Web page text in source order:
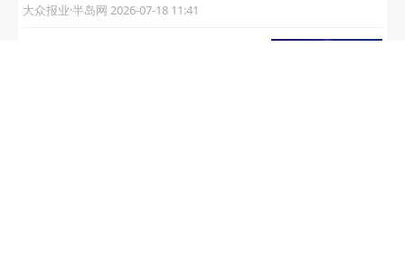
大众报业·半岛网 2026-07-18 11:41